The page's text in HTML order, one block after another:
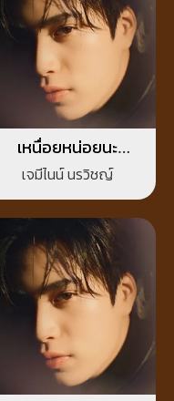
เหนื่อยหน่อยนะ
(SOMEONE LIKE ME)
เจมีไนน์ นรวิชญ์